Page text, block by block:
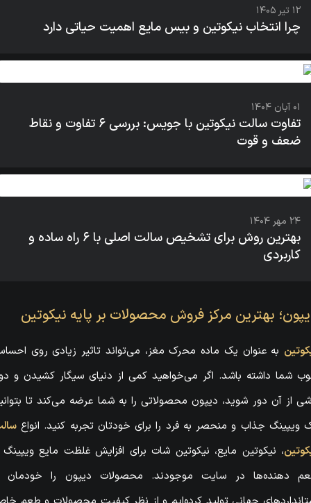
۱۲ تیر ۱۴۰۵
چرا انتخاب نیکوتین و بیس مایع اهمیت حیاتی دارد
۰۱ آبان ۱۴۰۴
تفاوت سالت نیکوتین با جویس: بررسی ۶ تفاوت و نقاط
ضعف و قوت
۲۴ مهر ۱۴۰۴
بهترین روش برای تشخیص سالت اصلی با ۶ راه ساده و
کاربردی
بهترین مرکز فروش محصولات بر پایه نیکوتین
به عنوان یک ماده محرک مغز، می‌تواند تاثیر زیادی روی
شما داشته باشد. اگر می‌خواهید کمی از دنیای سیگار کشیدن و
از آن دور شوید، دیپون محصولاتی را به شما عرضه می‌کند تا
ویپینگ جذاب و منحصر به فرد را برای خودتان تجربه کنید. انواع
، نیکوتین مایع، نیکوتین شات برای افزایش غلظت مایع
دهنده‌ها در سایت موجودند. محصولات دیپون را خودمان